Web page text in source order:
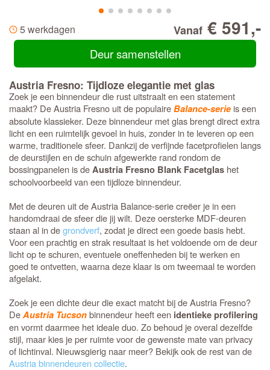
5 werkdagen Vanaf € 591,-
Deur samenstellen
Austria Fresno: Tijdloze elegantie met glas
Zoek je een binnendeur die rust uitstraalt en een statement
maakt? De Austria Fresno uit de populaireBalance-serie is een
absolute klassieker. Deze binnendeur met glas brengt direct extra
licht en een ruimtelijk gevoel in huis, zonder in te leveren op een
warme, traditionele sfeer. Dankzij de verfijnde facetprofielen langs
de deurstijlen en de schuin afgewerkte rand rondom de
bossingpanelen is deAustria Fresno Blank Facetglas het
schoolvoorbeeld van een tijdloze binnendeur.
Met de deuren uit de Austria Balance-serie creëer je in een
handomdraai de sfeer die jij wilt. Deze oersterke MDF-deuren
staan al in degrondverf, zodat je direct een goede basis hebt.
Voor een prachtig en strak resultaat is het voldoende om de deur
licht op te schuren, eventuele oneffenheden bij te werken en
goed te ontvetten, waarna deze klaar is om tweemaal te worden
afgelakt.
Zoek je een dichte deur die exact matcht bij de Austria Fresno?
DeAustria Tucsonbinnendeur heeft een identieke profilering
en vormt daarmee het ideale duo. Zo behoud je overal dezelfde
stijl, maar kies je per ruimte voor de gewenste mate van privacy
of lichtinval. Nieuwsgierig naar meer? Bekijk ook de rest van de
Austria binnendeuren collectie.